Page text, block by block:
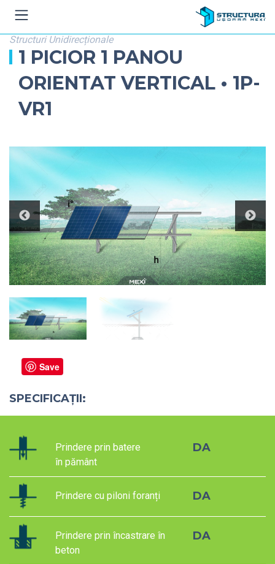
Structuri Unidirecționale
1 PICIOR 1 PANOU
ORIENTAT VERTICAL • 1P-
VR1
Save
SPECIFICAȚII:
Prindere prin batere
în pământ
DA
Prindere cu piloni foranți DA
Prindere prin încastrare în
beton
DA